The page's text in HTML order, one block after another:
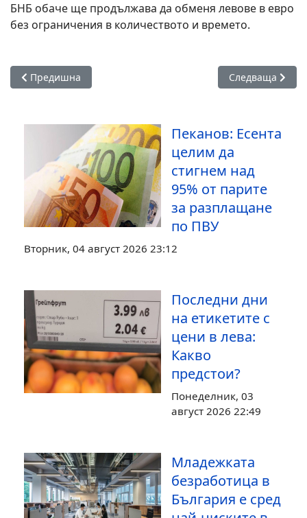
БНБ обаче ще продължава да обменя левове в евро
без ограничения в количеството и времето.
Предишна статия: Ръст на цените на основните храни,
Предишна Следваща
Следваща
Пеканов: Есента
целим да
стигнем над
95% от парите
за разплащане
по ПВУ
Вторник, 04 август 2026 23:12
Последни дни
на етикетите с
цени в лева:
Какво
предстои?
Понеделник, 03
август 2026 22:49
Младежката
безработица в
България е сред